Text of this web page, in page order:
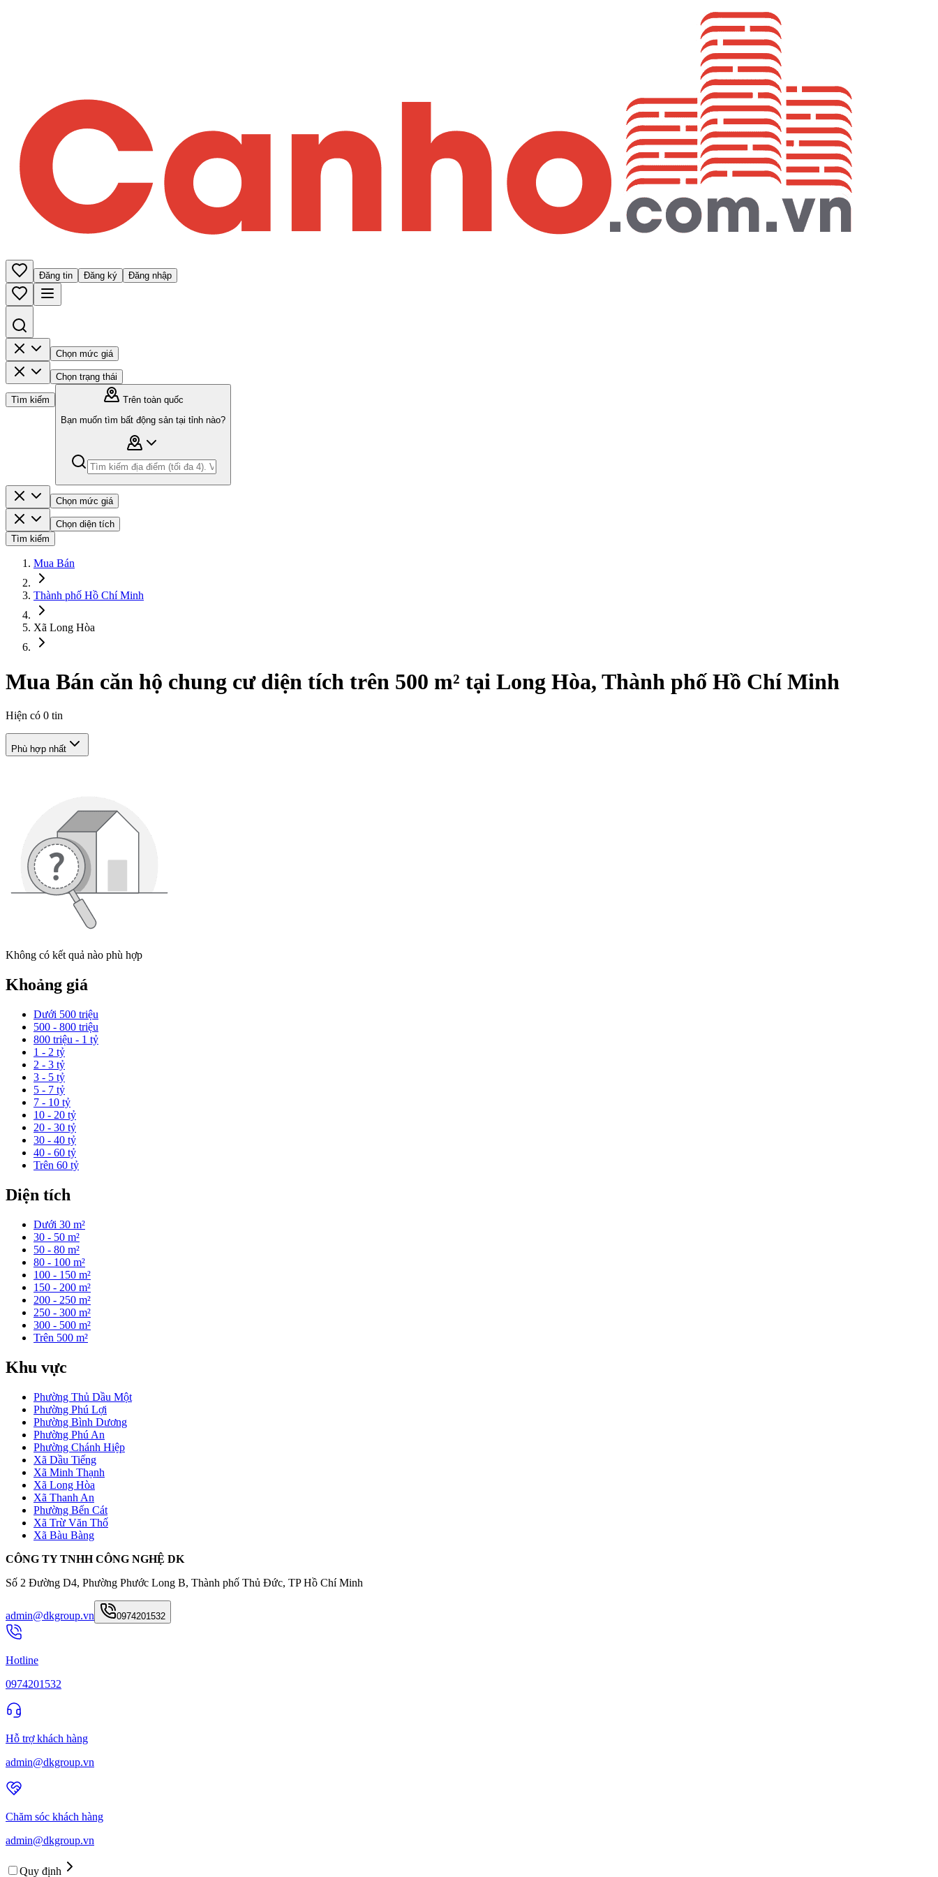
Đăng tin Đăng ký Đăng nhập
Chọn mức giá
Chọn trạng thái
Tìm kiếm
Trên toàn quốc
Bạn muốn tìm bất động sản tại tỉnh nào?
Chọn mức giá
Chọn diện tích
Tìm kiếm
Mua Bán
Thành phố Hồ Chí Minh
Xã Long Hòa
Mua Bán căn hộ chung cư diện tích trên 500 m² tại Long Hòa, Thành phố Hồ Chí Minh
Hiện có 0 tin
Phù hợp nhất
Không có kết quả nào phù hợp
Khoảng giá
Dưới 500 triệu
500 - 800 triệu
800 triệu - 1 tỷ
1 - 2 tỷ
2 - 3 tỷ
3 - 5 tỷ
5 - 7 tỷ
7 - 10 tỷ
10 - 20 tỷ
20 - 30 tỷ
30 - 40 tỷ
40 - 60 tỷ
Trên 60 tỷ
Diện tích
Dưới 30 m²
30 - 50 m²
50 - 80 m²
80 - 100 m²
100 - 150 m²
150 - 200 m²
200 - 250 m²
250 - 300 m²
300 - 500 m²
Trên 500 m²
Khu vực
Phường Thủ Dầu Một
Phường Phú Lợi
Phường Bình Dương
Phường Phú An
Phường Chánh Hiệp
Xã Dầu Tiếng
Xã Minh Thạnh
Xã Long Hòa
Xã Thanh An
Phường Bến Cát
Xã Trừ Văn Thố
Xã Bàu Bàng
CÔNG TY TNHH CÔNG NGHỆ DK
Số 2 Đường D4, Phường Phước Long B, Thành phố Thủ Đức, TP Hồ Chí Minh
admin@dkgroup.vn 0974201532
Hotline
0974201532
Hỗ trợ khách hàng
admin@dkgroup.vn
Chăm sóc khách hàng
admin@dkgroup.vn
Quy định